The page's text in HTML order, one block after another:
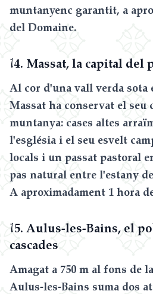
muntanyenc garantit, a
del Domaine.
14. Massat, la capital del
Al cor d'una vall verda sota
Massat ha conservat el seu
muntanya: cases altes
l'església i el seu esvelt
locals i un passat pastoral
pas natural entre l'estany
A aproximadament 1 hora
15. Aulus-les-Bains, el
cascades
Amagat a 750 m al fons de
Aulus-les-Bains suma dos